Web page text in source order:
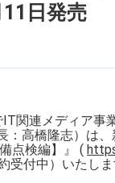
日発売
関連メディア事
：高橋隆志）は
点検編】』 (
受付中）いたしま